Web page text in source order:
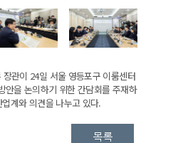
관이 24일 서울 영등포구 이룸센터
안을 논의하기 위한 간담회를 주재하
계와 의견을 나누고 있다.